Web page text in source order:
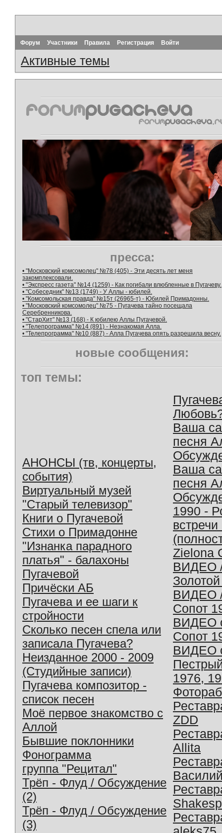
Форум Участники Правила Регистрация Войти
Активные темы
пресса:
• "Московский комсомолец" №78 (405) - Эти десять лет меня
закомплексовали.
• "Экспресс газета" №14 (1259) - Как погибали влюбленные в Пугачеву.
• "Собеседник" №13 (1749) - У Аллы - юбилей.
• "Комсомольская правда" №15т (26965-т) - Юбилей Примадонны.
• "Московский комсомолец" №75 - Пугачева тайно посещала
Серебренникова.
• "СтарХит" №13 (168) - К юбилею Аллы Пугачевой.
• "Телепрограмма" №14 (891) - Незнакомая Алла.
• "Телепрограмма" №10 (887) - Алла Пугачева опять разрешила весну.
новые сообщения:
топ темы:
АНОНСЫ (тв, концерты,
события)
Виртуальный музей
"Старый телевизор"
Книги о Пугачевой
Стихи о Примадонне
"Изнанка парадного
платья" - балахоны
Пугачевой
Причёски АБ
Пугачева и ее шаги к
стройности
Сколько песен спела или
записала Пугачева?
Неизданное 2000 - 2009
(Студийные записи)
Пугачева композитор -
список песен
Моё первое знакомство с
Аллой
Бывшие поклонники
Фонограмма
группа "Рецитал"
Трёп - Флуд / Обсуждение
(2)
Трёп - Флуд / Обсуждение
(3)
Ваша
песня
Ваша
песня
1990 -
Zielona
ВИДЕО
ВИДЕО
Сопот
ВИДЕО
Сопот
ВИДЕО
1976,
ZDD
Allita